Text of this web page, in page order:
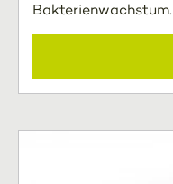
Bakterienwachstum.